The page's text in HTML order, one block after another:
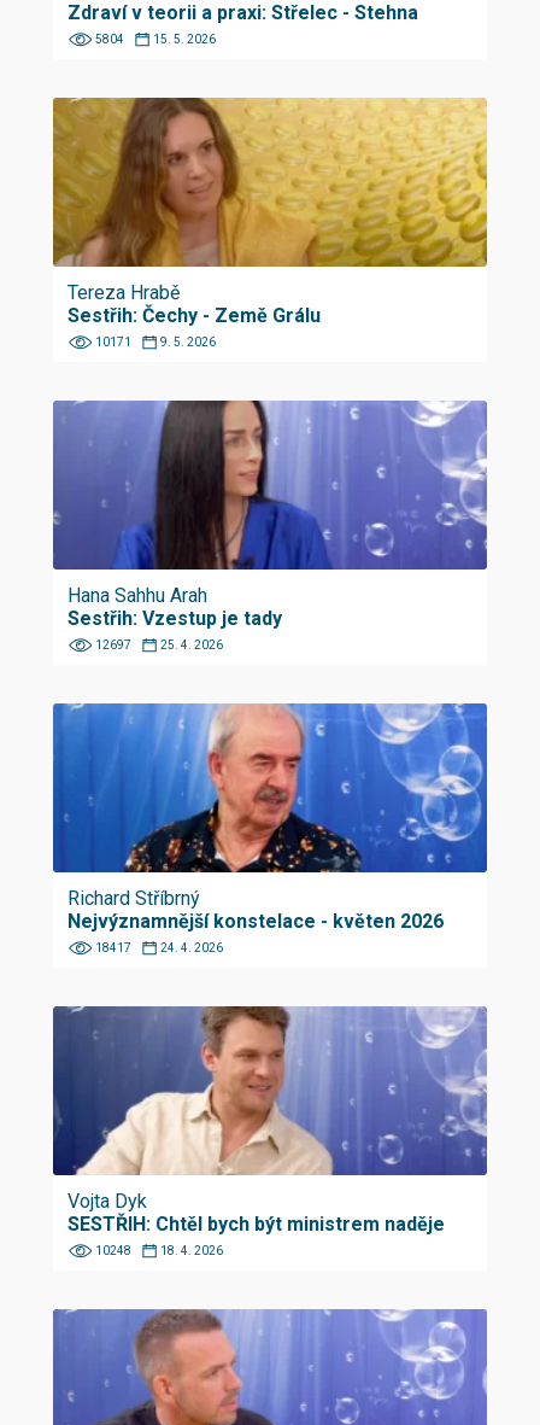
Zdraví v teorii a praxi: Střelec - Stehna
5804 15. 5. 2026
Tereza Hrabě
Sestřih: Čechy - Země Grálu
10171 9. 5. 2026
Hana Sahhu Arah
Sestřih: Vzestup je tady
12697 25. 4. 2026
Richard Stříbrný
Nejvýznamnější konstelace - květen 2026
18417 24. 4. 2026
Vojta Dyk
SESTŘIH: Chtěl bych být ministrem naděje
10248 18. 4. 2026